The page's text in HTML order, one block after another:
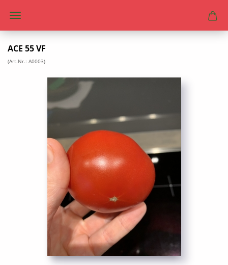
ACE 55 VF
(Art.Nr.: A0003)